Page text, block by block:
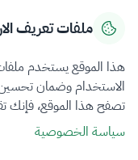
سياسة الخصوصيةشروط
جميع الحقوق محفوظة 2026 © ZATCA.GOV.SA
تم تطويره وصيانته بواسطة
ملفات تعريف
هذا الموقع يستخدم
الاستخدام وضمان تحسين
تصفح هذا الموقع، فإنك
سياسة الخصوصية